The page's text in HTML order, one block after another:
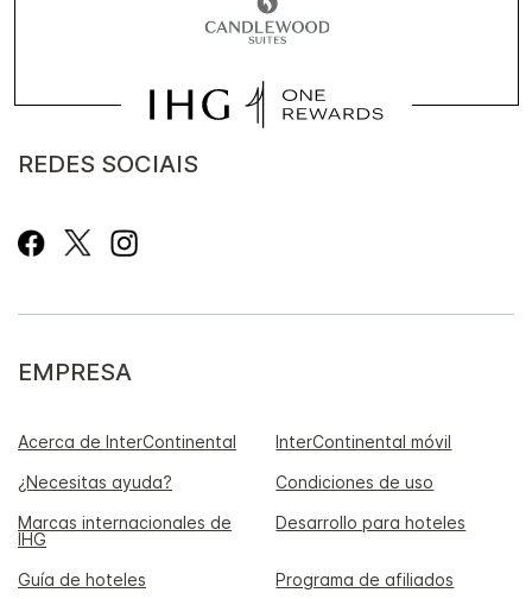
REDES SOCIAIS
EMPRESA
Acerca de InterContinental
InterContinental móvil
¿Necesitas ayuda?
Condiciones de uso
Marcas internacionales de
IHG
Desarrollo para hoteles
Guía de hoteles
Programa de afiliados